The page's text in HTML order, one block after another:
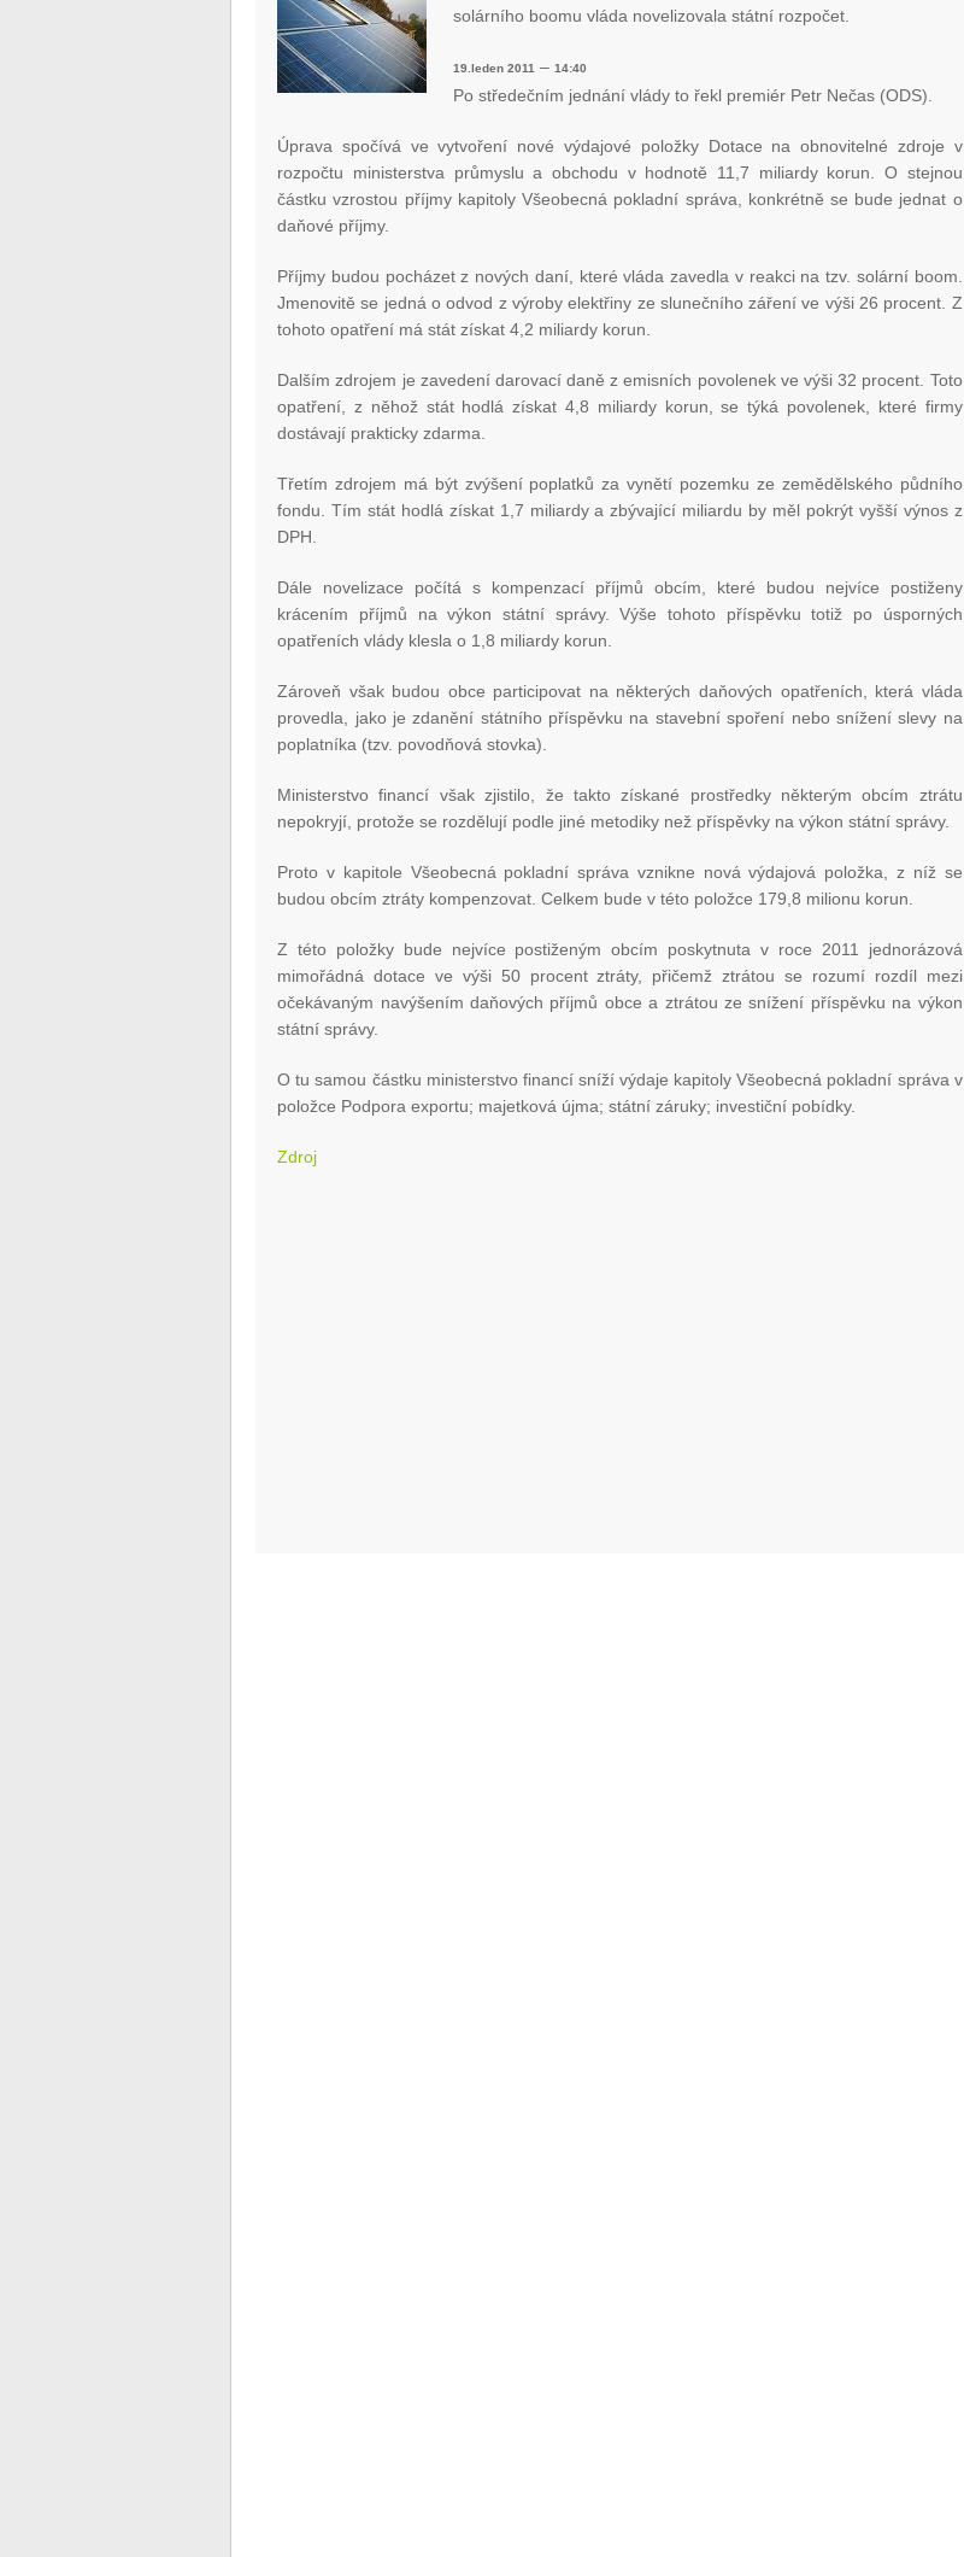
solárního boomu vláda novelizovala státní rozpočet.
19.leden 2011 –14:40
Po středečním jednání vlády to řekl premiér Petr Nečas (ODS).
Úprava spočívá ve vytvoření nové výdajové položky Dotace na obnovitelné zdroje v
rozpočtu ministerstva průmyslu a obchodu v hodnotě 11,7 miliardy korun. O stejnou
částku vzrostou příjmy kapitoly Všeobecná pokladní správa, konkrétně se bude jednat o
daňové příjmy.
Příjmy budou pocházet z nových daní, které vláda zavedla v reakci na tzv. solární boom.
Jmenovitě se jedná o odvod z výroby elektřiny ze slunečního záření ve výši 26 procent. Z
tohoto opatření má stát získat 4,2 miliardy korun.
Dalším zdrojem je zavedení darovací daně z emisních povolenek ve výši 32 procent. Toto
opatření, z něhož stát hodlá získat 4,8 miliardy korun, se týká povolenek, které firmy
dostávají prakticky zdarma.
Třetím zdrojem má být zvýšení poplatků za vynětí pozemku ze zemědělského půdního
fondu. Tím stát hodlá získat 1,7 miliardy a zbývající miliardu by měl pokrýt vyšší výnos z
DPH.
Dále novelizace počítá s kompenzací příjmů obcím, které budou nejvíce postiženy
krácením příjmů na výkon státní správy. Výše tohoto příspěvku totiž po úsporných
opatřeních vlády klesla o 1,8 miliardy korun.
Zároveň však budou obce participovat na některých daňových opatřeních, která vláda
provedla, jako je zdanění státního příspěvku na stavební spoření nebo snížení slevy na
poplatníka (tzv. povodňová stovka).
Ministerstvo financí však zjistilo, že takto získané prostředky některým obcím ztrátu
nepokryjí, protože se rozdělují podle jiné metodiky než příspěvky na výkon státní správy.
Proto v kapitole Všeobecná pokladní správa vznikne nová výdajová položka, z níž se
budou obcím ztráty kompenzovat. Celkem bude v této položce 179,8 milionu korun.
Z této položky bude nejvíce postiženým obcím poskytnuta v roce 2011 jednorázová
mimořádná dotace ve výši 50 procent ztráty, přičemž ztrátou se rozumí rozdíl mezi
očekávaným navýšením daňových příjmů obce a ztrátou ze snížení příspěvku na výkon
státní správy.
O tu samou částku ministerstvo financí sníží výdaje kapitoly Všeobecná pokladní správa v
položce Podpora exportu; majetková újma; státní záruky; investiční pobídky.
Zdroj